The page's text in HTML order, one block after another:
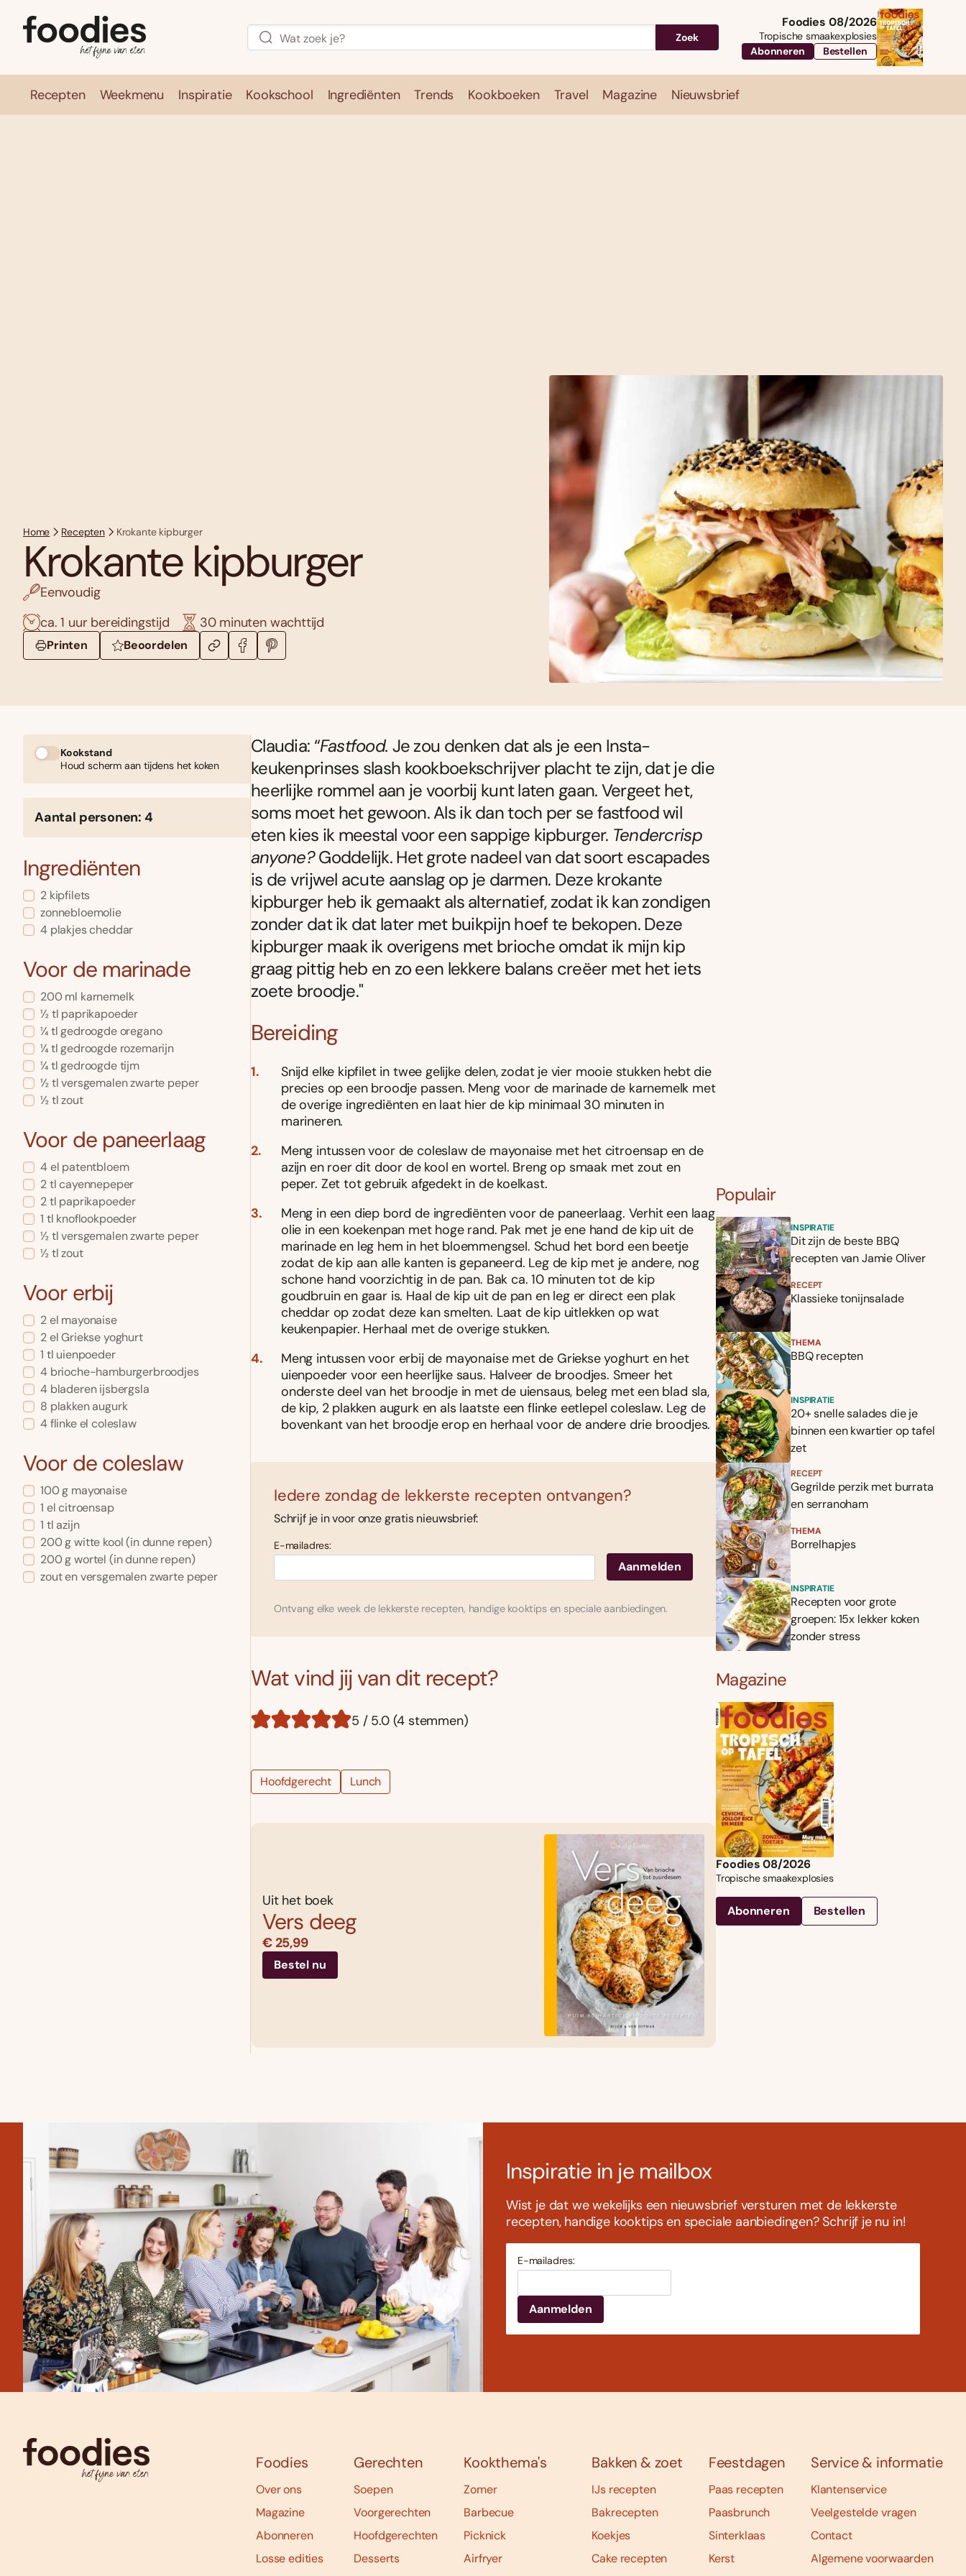
Zoek
Foodies 08/2026
Tropische smaakexplosies
Abonneren
Bestellen
Recepten Weekmenu Inspiratie Kookschool Ingrediënten Trends Kookboeken Travel Magazine Nieuwsbrief
Home Recepten Krokante kipburger
Krokante kipburger
Eenvoudig
ca. 1 uur bereidingstijd
30 minuten wachttijd
Printen Beoordelen
Kookstand
Houd scherm aan tijdens het koken
Aantal personen: 4
Ingrediënten
2 kipfilets
zonnebloemolie
4 plakjes cheddar
Voor de marinade
200 ml karnemelk
½ tl paprikapoeder
¼ tl gedroogde oregano
¼ tl gedroogde rozemarijn
¼ tl gedroogde tijm
½ tl versgemalen zwarte peper
½ tl zout
Voor de paneerlaag
4 el patentbloem
2 tl cayennepeper
2 tl paprikapoeder
1 tl knoflookpoeder
½ tl versgemalen zwarte peper
½ tl zout
Voor erbij
2 el mayonaise
2 el Griekse yoghurt
1 tl uienpoeder
4 brioche-hamburgerbroodjes
4 bladeren ijsbergsla
8 plakken augurk
4 flinke el coleslaw
Voor de coleslaw
100 g mayonaise
1 el citroensap
1 tl azijn
200 g witte kool (in dunne repen)
200 g wortel (in dunne repen)
zout en versgemalen zwarte peper
Claudia: “Fastfood. Je zou denken dat als je een Insta-
keukenprinses slash kookboekschrijver placht te zijn, dat je die
heerlijke rommel aan je voorbij kunt laten gaan. Vergeet het,
soms moet het gewoon. Als ik dan toch per se fastfood wil
eten kies ik meestal voor een sappige kipburger. Tendercrisp
anyone?Goddelijk. Het grote nadeel van dat soort escapades
is de vrijwel acute aanslag op je darmen. Deze krokante
kipburger heb ik gemaakt als alternatief, zodat ik kan zondigen
zonder dat ik dat later met buikpijn hoef te bekopen. Deze
kipburger maak ik overigens met brioche omdat ik mijn kip
graag pittig heb en zo een lekkere balans creëer met het iets
zoete broodje."
Bereiding
Snijd elke kipfilet in twee gelijke delen, zodat je vier mooie stukken hebt die
precies op een broodje passen. Meng voor de marinade de karnemelk met
de overige ingrediënten en laat hier de kip minimaal 30 minuten in
marineren.
Meng intussen voor de coleslaw de mayonaise met het citroensap en de
azijn en roer dit door de kool en wortel. Breng op smaak met zout en
peper. Zet tot gebruik afgedekt in de koelkast.
Meng in een diep bord de ingrediënten voor de paneerlaag. Verhit een laag
olie in een koekenpan met hoge rand. Pak met je ene hand de kip uit de
marinade en leg hem in het bloemmengsel. Schud het bord een beetje
zodat de kip aan alle kanten is gepaneerd. Leg de kip met je andere, nog
schone hand voorzichtig in de pan. Bak ca. 10 minuten tot de kip
goudbruin en gaar is. Haal de kip uit de pan en leg er direct een plak
cheddar op zodat deze kan smelten. Laat de kip uitlekken op wat
keukenpapier. Herhaal met de overige stukken.
Meng intussen voor erbij de mayonaise met de Griekse yoghurt en het
uienpoeder voor een heerlijke saus. Halveer de broodjes. Smeer het
onderste deel van het broodje in met de uiensaus, beleg met een blad sla,
de kip, 2 plakken augurk en als laatste een flinke eetlepel coleslaw. Leg de
bovenkant van het broodje erop en herhaal voor de andere drie broodjes.
Iedere zondag de lekkerste recepten ontvangen?
Schrijf je in voor onze gratis nieuwsbrief:
E-mailadres:
Ontvang elke week de lekkerste recepten, handige kooktips en speciale aanbiedingen.
Wat vind jij van dit recept?
5 / 5.0 (4 stemmen)
Hoofdgerecht Lunch
Uit het boek
Vers deeg
€ 25,99
Bestel nu
Populair
INSPIRATIE
Dit zijn de beste BBQ
recepten van Jamie Oliver
RECEPT
Klassieke tonijnsalade
THEMA
BBQ recepten
INSPIRATIE
20+ snelle salades die je
binnen een kwartier op tafel
zet
RECEPT
Gegrilde perzik met burrata
en serranoham
THEMA
Borrelhapjes
INSPIRATIE
Recepten voor grote
groepen: 15x lekker koken
zonder stress
Magazine
Foodies 08/2026
Tropische smaakexplosies
Abonneren Bestellen
Inspiratie in je mailbox
Wist je dat we wekelijks een nieuwsbrief versturen met de lekkerste
recepten, handige kooktips en speciale aanbiedingen? Schrijf je nu in!
E-mailadres:
Foodies
Over ons
Magazine
Abonneren
Losse edities
Gerechten
Soepen
Voorgerechten
Hoofdgerechten
Desserts
Kookthema's
Zomer
Barbecue
Picknick
Airfryer
Bakken & zoet
IJs recepten
Bakrecepten
Koekjes
Cake recepten
Feestdagen
Paas recepten
Paasbrunch
Sinterklaas
Kerst
Service & informatie
Klantenservice
Veelgestelde vragen
Contact
Algemene voorwaarden